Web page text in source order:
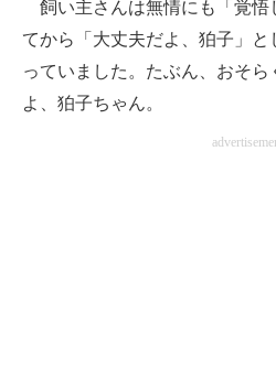
飼い主さんは無情にも「覚
てから「大丈夫だよ、狛子」
っていました。たぶん、おそ
よ、狛子ちゃん。